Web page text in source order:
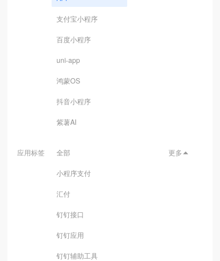
支付宝小程序
百度小程序
uni-app
鸿蒙OS
抖音小程序
紫薯AI
应用标签 全部
小程序支付
汇付
钉钉接口
钉钉应用
钉钉辅助工具
更多 